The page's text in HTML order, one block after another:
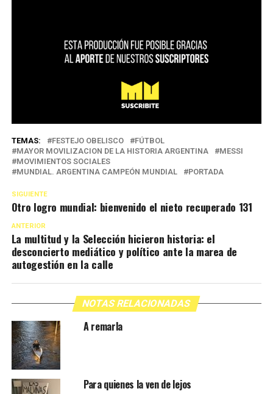
TEMAS: FESTEJO OBELISCO
FÚTBOL
MAYOR MOVILIZACION DE LA HISTORIA ARGENTINA
MESSI
MOVIMIENTOS SOCIALES
MUNDIAL. ARGENTINA CAMPEÓN MUNDIAL
PORTADA
SIGUIENTE
Otro logro mundial: bienvenido el nieto recuperado 131
ANTERIOR
La multitud y la Selección hicieron historia: el
desconcierto mediático y político ante la marea de
autogestión en la calle
NOTAS RELACIONADAS
A remarla
Para quienes la ven de lejos